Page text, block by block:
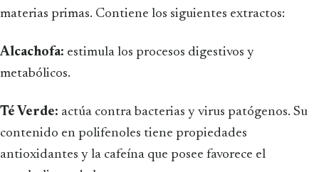
materias primas. Contiene los siguientes extractos:
Alcachofa: estimula los procesos digestivos y
metabólicos.
Té Verde: actúa contra bacterias y virus patógenos. Su
contenido en polifenoles tiene propiedades
antioxidantes y la cafeína que posee favorece el